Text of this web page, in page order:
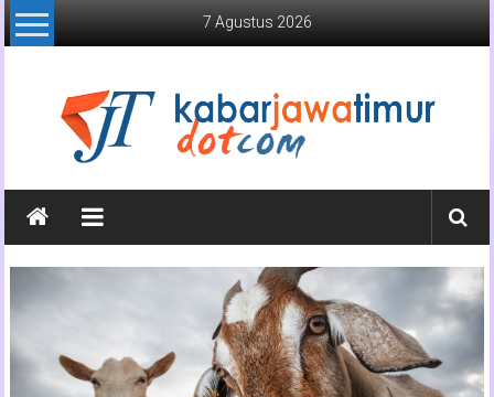
Lompat
ke
7 Agustus 2026
Kabar
Jawa
Timur
Media